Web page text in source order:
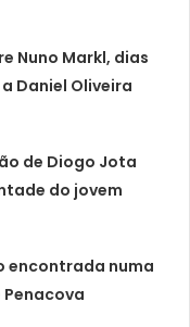
Nuno Markl, dias
Daniel Oliveira
de Diogo Jota
do jovem
encontrada numa